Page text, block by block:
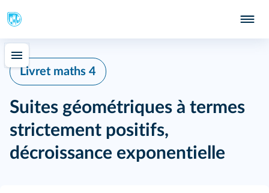
Livret maths 4
Suites géométriques à termes
strictement positifs,
décroissance exponentielle